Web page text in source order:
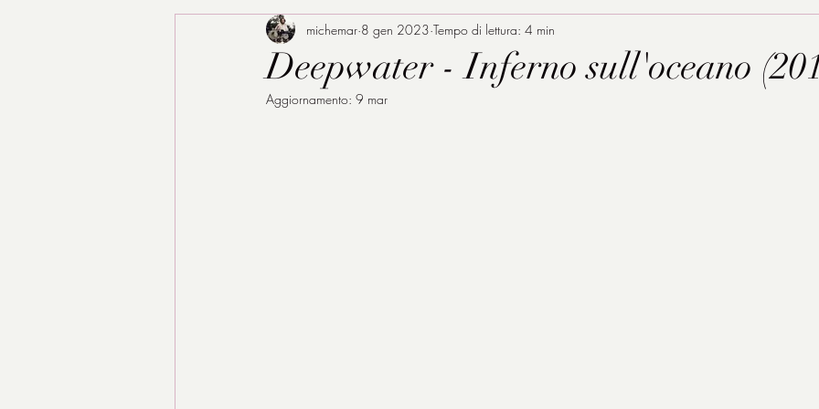
Deepwater - Inferno sull'oceano
michemar 8 gen 2023 Tempo di lettura: 4 min
Aggiornamento: 9 mar